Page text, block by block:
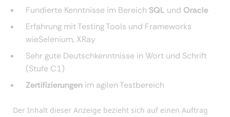
Fundierte Kenntnisse im Bereich SQL und Oracle
Erfahrung mit Testing Tools und Frameworks
wieSelenium, XRay
Sehr gute Deutschkenntnisse in Wort und Schrift
(Stufe C1)
Zertifizierungen im agilen Testbereich
Der Inhalt dieser Anzeige bezieht sich auf einen Auftrag